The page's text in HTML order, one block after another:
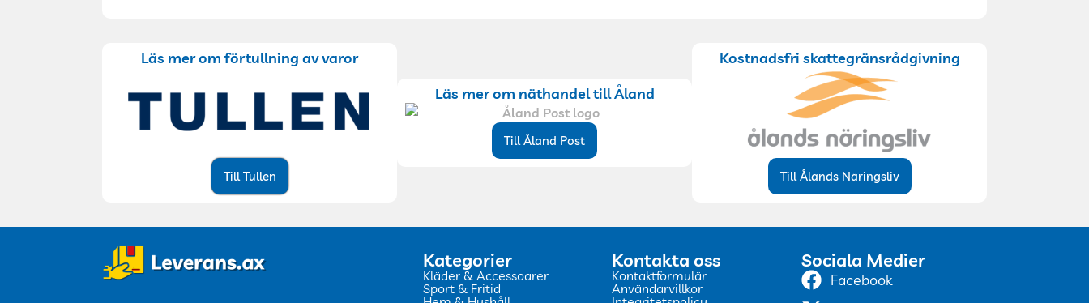
Läs mer om förtullning av varor
Till Tullen
Läs mer om näthandel till Åland
Till Åland Post
Kostnadsfri skattegränsrådgivning
Till Ålands Näringsliv
Kategorier
Kläder & Accessoarer
Sport & Fritid
Kontakta oss
Kontaktformulär
Användarvillkor
Sociala Medier
Facebook